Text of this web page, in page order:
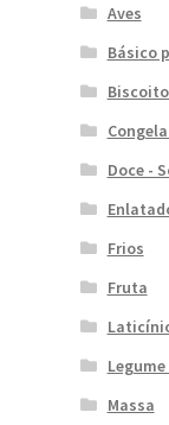
Aves
Básico
Doce -
Frios
Fruta
Massa